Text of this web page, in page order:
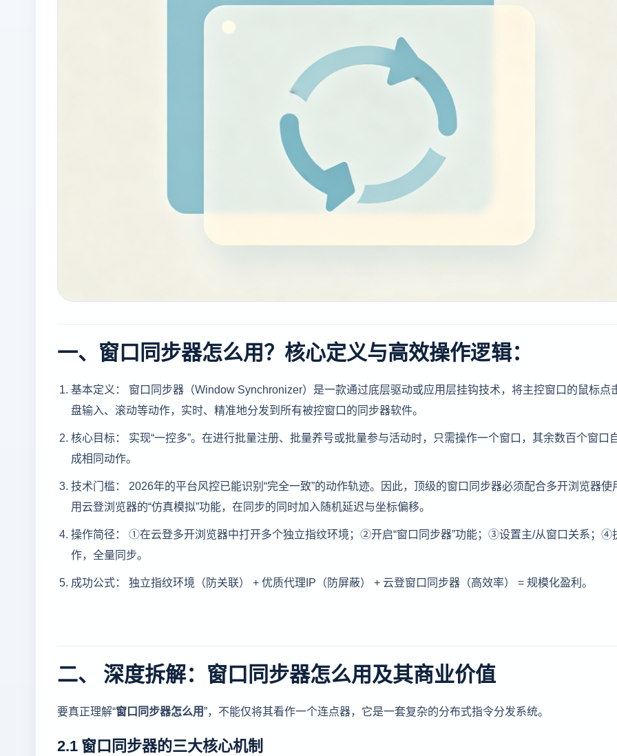
一、窗口同步器怎么用？核心定义与高效操作逻辑：
基本定义： 窗口同步器（Window Synchronizer）是一款通过底层驱动或应用层挂钩技术，将主控窗口的鼠标点
盘输入、滚动等动作，实时、精准地分发到所有被控窗口的同步器软件。
核心目标： 实现“一控多”。在进行批量注册、批量养号或批量参与活动时，只需操作一个窗口，其余数百个窗口
成相同动作。
技术门槛： 2026年的平台风控已能识别“完全一致”的动作轨迹。因此，顶级的窗口同步器必须配合多开浏览器使
用云登浏览器的“仿真模拟”功能，在同步的同时加入随机延迟与坐标偏移。
操作简径： ①在云登多开浏览器中打开多个独立指纹环境；②开启“窗口同步器”功能；③设置主/从窗口关系；④
作，全量同步。
成功公式： 独立指纹环境（防关联） + 优质代理IP（防屏蔽） + 云登窗口同步器（高效率） = 规模化盈利。
二、 深度拆解：窗口同步器怎么用及其商业价值
要真正理解“窗口同步器怎么用”，不能仅将其看作一个连点器，它是一套复杂的分布式指令分发系统。
2.1 窗口同步器的三大核心机制